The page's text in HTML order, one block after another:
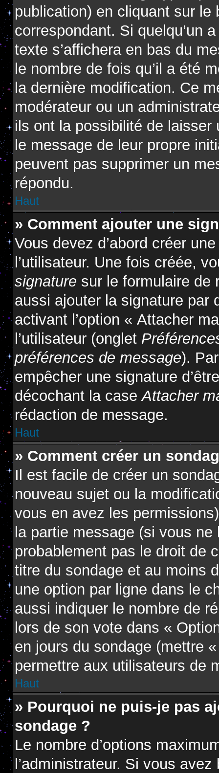
publication) en cliquant sur le
correspondant. Si quelqu’un
texte s’affichera en bas du
le nombre de fois qu’il a été
la dernière modification. Ce
modérateur ou un
ils ont la possibilité de laisser
le message de leur propre
peuvent pas supprimer un
répondu.
Haut
» Comment ajouter une
Vous devez d’abord créer
l’utilisateur. Une fois créée,
signature sur le formulaire de
aussi ajouter la signature par
activant l’option « Attacher
l’utilisateur (onglet
préférences de message).
empêcher une signature
décochant la caseAttacher
rédaction de message.
Haut
» Comment créer un
Il est facile de créer un
nouveau sujet ou la
vous en avez les
la partie message (si vous
probablement pas le droit de
titre du sondage et au moins
une option par ligne dans le
aussi indiquer le nombre de
lors de son vote dans «
en jours du sondage (mettre
permettre aux utilisateurs de
Haut
» Pourquoi ne puis-je pas
sondage ?
Le nombre d’options
l’administrateur. Si vous